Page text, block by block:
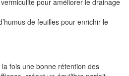
pour améliorer le drainage
de feuilles pour enrichir le
fois une bonne rétention des